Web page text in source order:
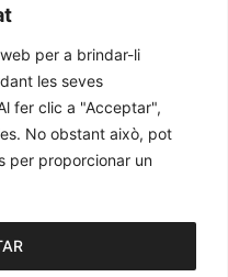
per a brindar-li
les seves
fer clic a "Acceptar",
No obstant això, pot
per proporcionar un
788
derechos reservados.